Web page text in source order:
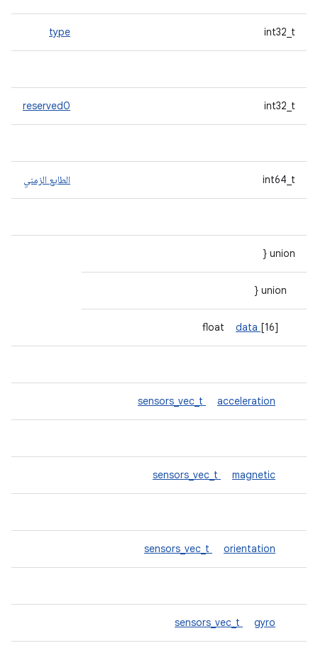
int32_t
type
int32_t
reserved0
int64_t الطابع الزمني
union {
data [16]
sensors_vec_t acceleration
sensors_vec_t magnetic
sensors_vec_t orientation
sensors_vec_t gyro